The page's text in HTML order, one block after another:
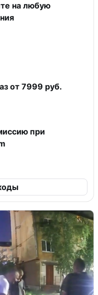
на любую
от 7999 руб.
при